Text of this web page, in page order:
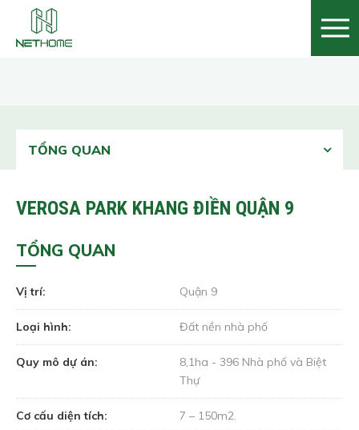
TỔNG QUAN
VEROSA PARK KHANG ĐIỀN QUẬN 9
TỔNG QUAN
Vị trí: Quận 9
Loại hình: Đất nền nhà phố
Quy mô dự án:
8,1ha - 396 Nhà phố và Biệt
Thự
Cơ cấu diện tích: 7 – 150m2.